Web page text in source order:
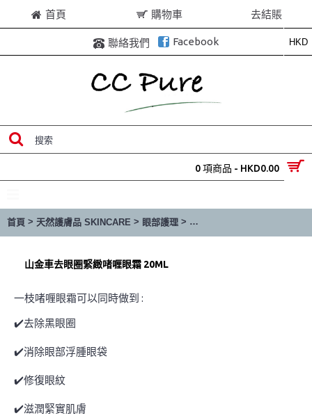
首頁 購物車 去結賬
HKD
聯絡我們 Facebook
0 項商品 - HKD0.00
首頁 > 天然護膚品 SKINCARE > 眼部護理 > 山金車去眼圈緊緻啫喱眼霜
山金車去眼圈緊緻啫喱眼霜 20ML
一枝啫喱眼霜可以同時做到 :
✔️去除黑眼圈
✔️消除眼部浮腫眼袋
✔️修復眼紋
✔️滋潤緊實肌膚